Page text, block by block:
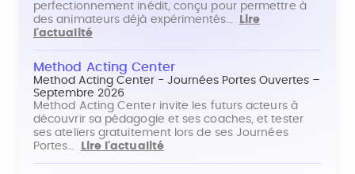
perfectionnement inédit, conçu pour permettre à
des animateurs déjà expérimentés…
Lire
l'actualité
Method Acting Center
Method Acting Center - Journées Portes Ouvertes –
Septembre 2026
Method Acting Center invite les futurs acteurs à
découvrir sa pédagogie et ses coaches, et tester
ses ateliers gratuitement lors de ses Journées
Portes…
Lire l'actualité